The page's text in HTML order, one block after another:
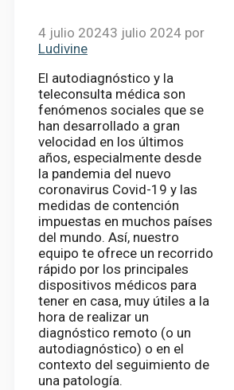
4 julio 20243 julio 2024 por
Ludivine
El autodiagnóstico y la
teleconsulta médica son
fenómenos sociales que se
han desarrollado a gran
velocidad en los últimos
años, especialmente desde
la pandemia del nuevo
coronavirus Covid-19 y las
medidas de contención
impuestas en muchos países
del mundo. Así, nuestro
equipo te ofrece un recorrido
rápido por los principales
dispositivos médicos para
tener en casa, muy útiles a la
hora de realizar un
diagnóstico remoto (o un
autodiagnóstico) o en el
contexto del seguimiento de
una patología.